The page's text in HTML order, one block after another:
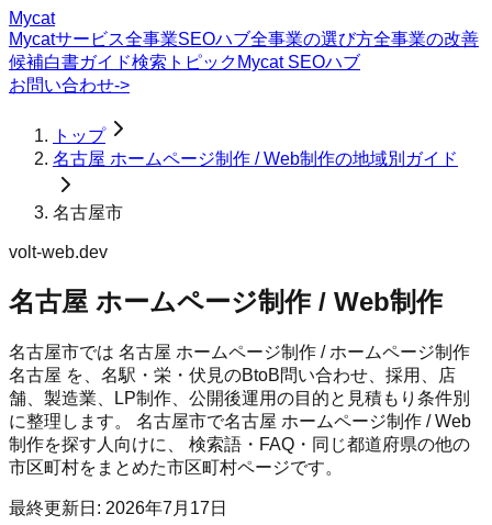
Mycat
Mycatサービス全事業SEOハブ全事業の選び方全事業の改善
候補白書ガイド検索トピック Mycat SEOハブ
お問い合わせ->
トップ
名古屋 ホームページ制作 / Web制作の地域別ガイド
名古屋市
volt-web.dev
名古屋 ホームページ制作 / Web制作
名古屋市では 名古屋 ホームページ制作 / ホームページ制作
名古屋 を、名駅・栄・伏見のBtoB問い合わせ、採用、店
舗、製造業、LP制作、公開後運用の目的と見積もり条件別
に整理します。 名古屋市で名古屋 ホームページ制作 / Web
制作を探す人向けに、 検索語・FAQ・同じ都道府県の他の
市区町村をまとめた市区町村ページです。
最終更新日: 2026年7月17日